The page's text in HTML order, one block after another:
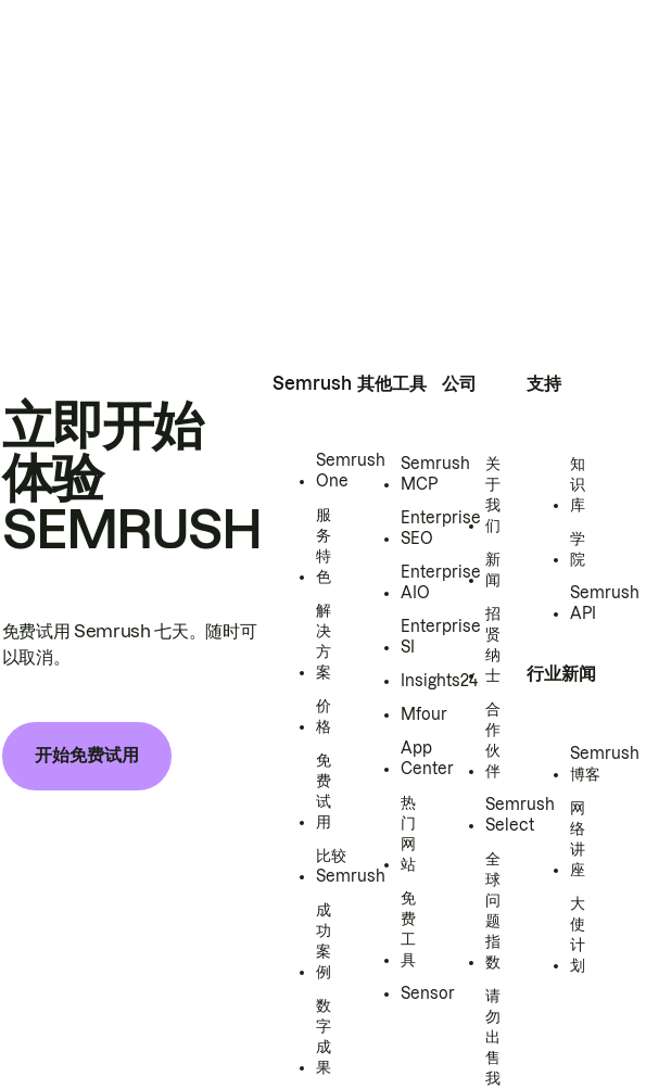
立即开始
体验
SEMRUSH
免费试用 Semrush 七天。随时可
以取消。
开始免费试用
Semrush
Semrush
One
服
务
特
色
解
决
方
案
价
格
免
费
试
用
比较
Semrush
成
功
案
例
数
字
成
果
其他工具
Semrush
MCP
Enterprise
SEO
Enterprise
AIO
Enterprise
SI
Insights24
Mfour
App
Center
热
门
网
站
免
费
工
具
Sensor
公司
关
于
我
们
新
闻
招
贤
纳
士
合
作
伙
伴
Semrush
Select
全
球
问
题
指
数
请
勿
出
售
我
支持
知
识
库
学
院
Semrush
API
行业新闻
Semrush
博客
网
络
讲
座
大
使
计
划